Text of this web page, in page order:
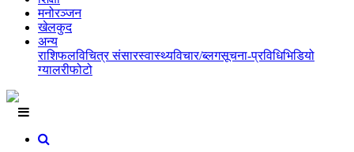
मनोरञ्जन
खेलकुद
अन्य
राशिफलविचित्र संसारस्वास्थ्यविचार/ब्लगसूचना-प्रविधिभिडियो
ग्यालरीफोटो